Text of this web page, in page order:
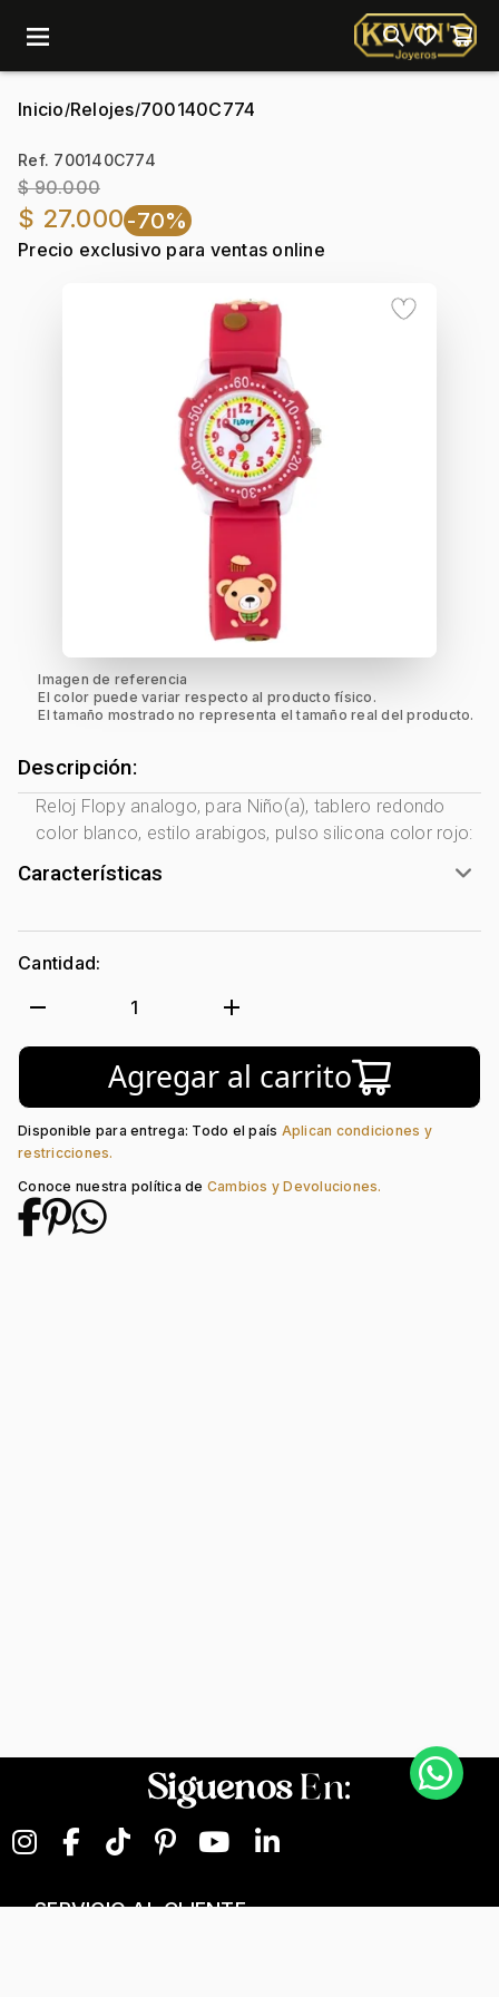
menu
Inicio/Relojes/700140C774
Ref. 700140C774
$ 90.000
$ 27.000 -70%
Precio exclusivo para ventas online
Imagen de referencia
El color puede variar respecto al producto físico.
El tamaño mostrado no representa el tamaño real del producto.
Descripción:
Reloj Flopy analogo, para Niño(a), tablero redondo
color blanco, estilo arabigos, pulso silicona color rojo:
Características
Marca: Flopy
Género:
Forma de caja:
Movimiento:
Color del Bisel: Rojo
Color del tablero: Blanco
Color del Pulso:
Rojo
Estilo de numeración:
Arábigos
Material del pulso:
Cantidad:
remove 1 add
Agregar al carrito
Disponible para entrega: Todo el país Aplican condiciones y
restricciones.
Conoce nuestra política de Cambios y Devoluciones.
SiguenosEn:
SERVICIO AL CLIENTE